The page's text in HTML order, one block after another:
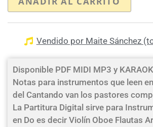
Vendido por Maite Sánchez
Disponible PDF MIDI MP3 y
Notas para instrumentos que leen
del Cantando van los pastores
La Partitura Digital sirve para
en Do es decir Violín Oboe Flautas